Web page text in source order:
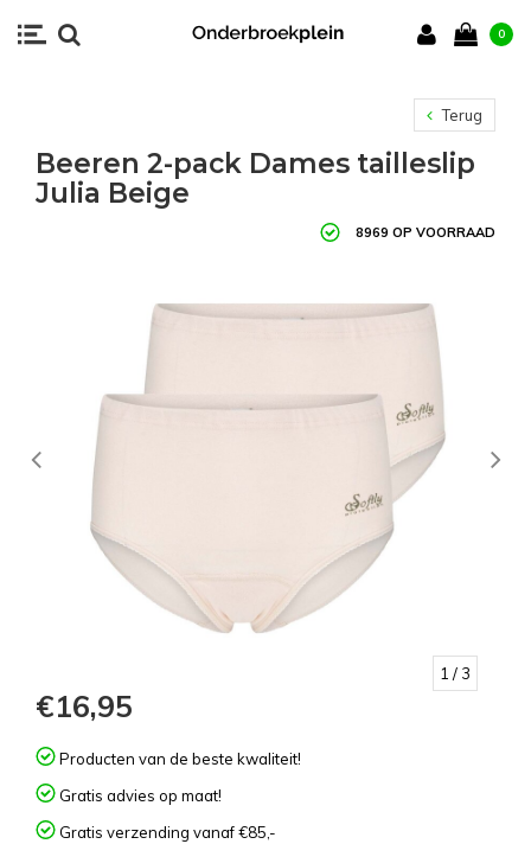
0
Terug
Beeren 2-pack Dames tailleslip
Julia Beige
8969 OP VOORRAAD
1 / 3
€16,95
Producten van de beste kwaliteit!
Gratis advies op maat!
Gratis verzending vanaf €85,-